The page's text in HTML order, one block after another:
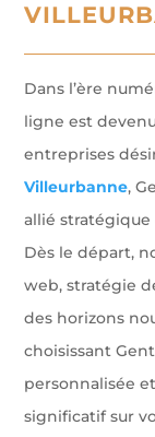
Dans l’ère
ligne est
entreprises
Villeurbanne,
allié
Dès le départ,
web, stratégie
des horizons
choisissant
personnalisée
significatif sur